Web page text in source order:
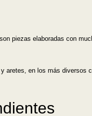
piezas elaboradas con
en los más diversos